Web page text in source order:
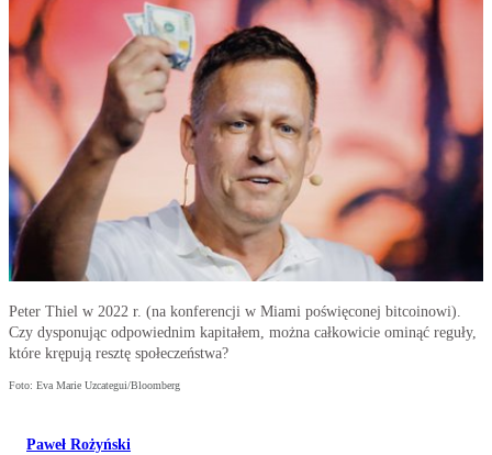
Peter Thiel w 2022 r. (na konferencji w Miami poświęconej bitcoinowi).
Czy dysponując odpowiednim kapitałem, można całkowicie ominąć reguły,
które krępują resztę społeczeństwa?
Foto: Eva Marie Uzcategui/Bloomberg
Paweł Rożyński